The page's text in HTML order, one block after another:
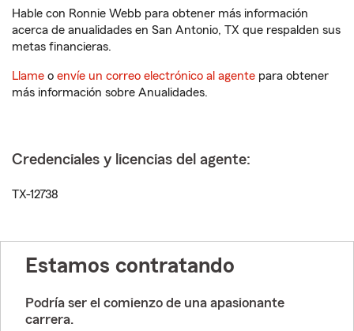
Hable con Ronnie Webb para obtener más información
acerca de anualidades en San Antonio, TX que respalden sus
metas financieras.
Llame o envíe un correo electrónico al agente para obtener
más información sobre Anualidades.
Credenciales y licencias del agente:
TX-12738
Estamos contratando
Podría ser el comienzo de una apasionante
carrera.